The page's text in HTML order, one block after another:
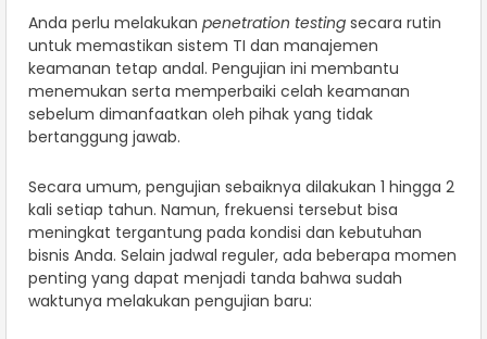
Anda perlu melakukan penetration testing secara rutin
untuk memastikan sistem TI dan manajemen
keamanan tetap andal. Pengujian ini membantu
menemukan serta memperbaiki celah keamanan
sebelum dimanfaatkan oleh pihak yang tidak
bertanggung jawab.
Secara umum, pengujian sebaiknya dilakukan 1 hingga 2
kali setiap tahun. Namun, frekuensi tersebut bisa
meningkat tergantung pada kondisi dan kebutuhan
bisnis Anda. Selain jadwal reguler, ada beberapa momen
penting yang dapat menjadi tanda bahwa sudah
waktunya melakukan pengujian baru: